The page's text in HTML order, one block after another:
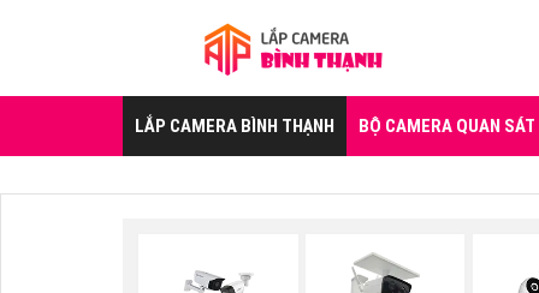
LẮP CAMERA BÌNH THẠNH BỘ CAMERA QUAN SÁT